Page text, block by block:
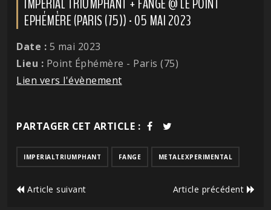
EPHÉMÈRE (PARIS (75)) - 05 MAI 2023
Date : 5 mai 2023
Lieu : Point Éphémère - Paris (75)
Lien vers l'évènement
PARTAGER CET ARTICLE :
IMPERIALTRIUMPHANT FANGE METALEXPERIMENTAL
Article suivant Article précédent